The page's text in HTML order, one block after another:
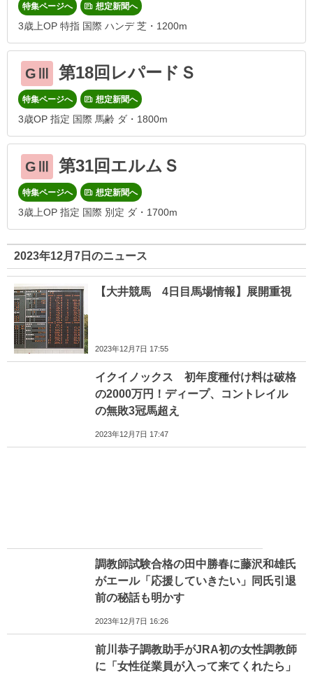
特集ページへ 想定新聞へ
3歳上OP 特指 国際 ハンデ 芝・1200m
GⅢ 第18回レパードＳ
特集ページへ 想定新聞へ
3歳OP 指定 国際 馬齢 ダ・1800m
GⅢ 第31回エルムＳ
特集ページへ 想定新聞へ
3歳上OP 指定 国際 別定 ダ・1700m
2023年12月7日のニュース
【大井競馬 4日目馬場情報】展開重視
2023年12月7日 17:55
イクイノックス 初年度種付け料は破格
の2000万円！ディープ、コントレイル
の無敗3冠馬超え
2023年12月7日 17:47
調教師試験合格の田中勝春に藤沢和雄氏
がエール「応援していきたい」同氏引退
前の秘話も明かす
2023年12月7日 16:26
前川恭子調教助手がJRA初の女性調教師
に「女性従業員が入って来てくれたら」